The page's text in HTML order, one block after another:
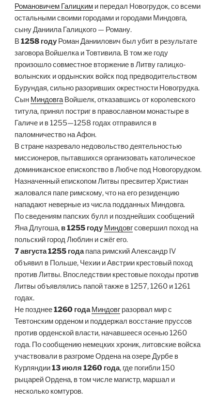
Романовичем Галицким и передал Новогрудок, со всеми
остальными своими городами и городами Миндовга,
сыну Даниила Галицкого — Роману.
В1258 году Роман Даниилович был убит в результате
заговора Войшелка и Товтивила. В том же году
произошло совместное вторжение в Литву галицко-
волынских и ордынских войск под предводительством
Бурундая, сильно разоривших окрестности Новогрудка.
Сын МиндовгаВойшелк, отказавшись от королевского
титула, принял постриг в православном монастыре в
Галиче и в 1255—1258 годах отправился в
паломничество на Афон.
В стране назревало недовольство деятельностью
миссионеров, пытавшихся организовать католическое
доминиканское епископство в Любче под Новогорудком.
Назначенный епископом Литвы пресвитер Христиан
жаловался папе римскому, что на его резиденцию
нападают неверные из числа подданных Миндовга.
По сведениям папских булл и позднейших сообщений
Яна Длугоша, в 1255 году Миндовгсовершил поход на
польский город Люблин и сжёг его.
7 августа 1255 годапапа римский Александр IV
объявил в Польше, Чехии и Австрии крестовый поход
против Литвы. Впоследствии крестовые походы против
Литвы объявлялись папой также в 1257, 1260 и 1261
годах.
Не позднее1260 года Миндовг разорвал мир с
Тевтонским орденом и поддержал восстание пруссов
против орденской власти, начавшееся осенью 1260
года. По сообщению немецких хроник, литовские войска
участвовали в разгроме Ордена на озере Дурбе в
Курляндии13 июля 1260 года, где погибли 150
рыцарей Ордена, в том числе магистр, маршал и
несколько комтуров.